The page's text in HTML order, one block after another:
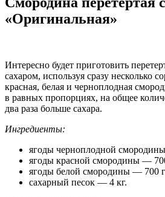
«Оригинальная»
Интересно будет приготовить
сахаром, используя сразу несколько
красная, белая и черноплодная
в равных пропорциях, на общее
два раза больше сахара.
Ингредиенты:
ягоды черноплодной
ягоды красной смородины —
ягоды белой смородины — 700
сахарный песок — 4 кг.